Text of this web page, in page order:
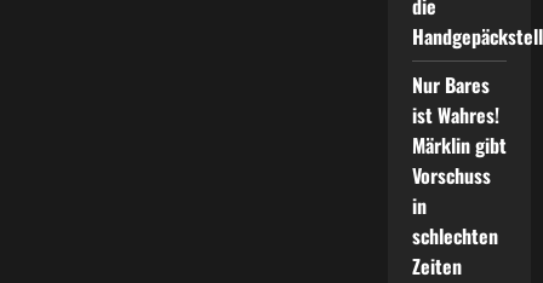
die
Nur Bares
ist Wahres!
Märklin gibt
Vorschuss
in
schlechten
Zeiten